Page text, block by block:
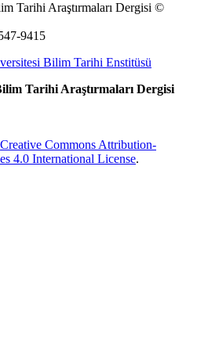
Tarihi Araştırmaları Dergisi ©
9415
Bilim Tarihi Enstitüsü
Tarihi Araştırmaları Dergisi
Creative Commons Attribution-
4.0 International License.